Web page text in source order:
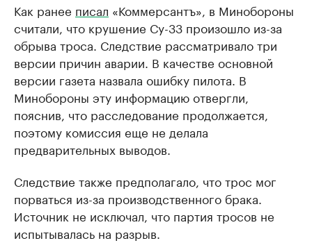
Как ранее писал «Коммерсантъ», в Минобороны
считали, что крушение Су-33 произошло из-за
обрыва троса. Следствие рассматривало три
версии причин аварии. В качестве основной
версии газета назвала ошибку пилота. В
Минобороны эту информацию отвергли,
пояснив, что расследование продолжается,
поэтому комиссия еще не делала
предварительных выводов.
Следствие также предполагало, что трос мог
порваться из-за производственного брака.
Источник не исключал, что партия тросов не
испытывалась на разрыв.